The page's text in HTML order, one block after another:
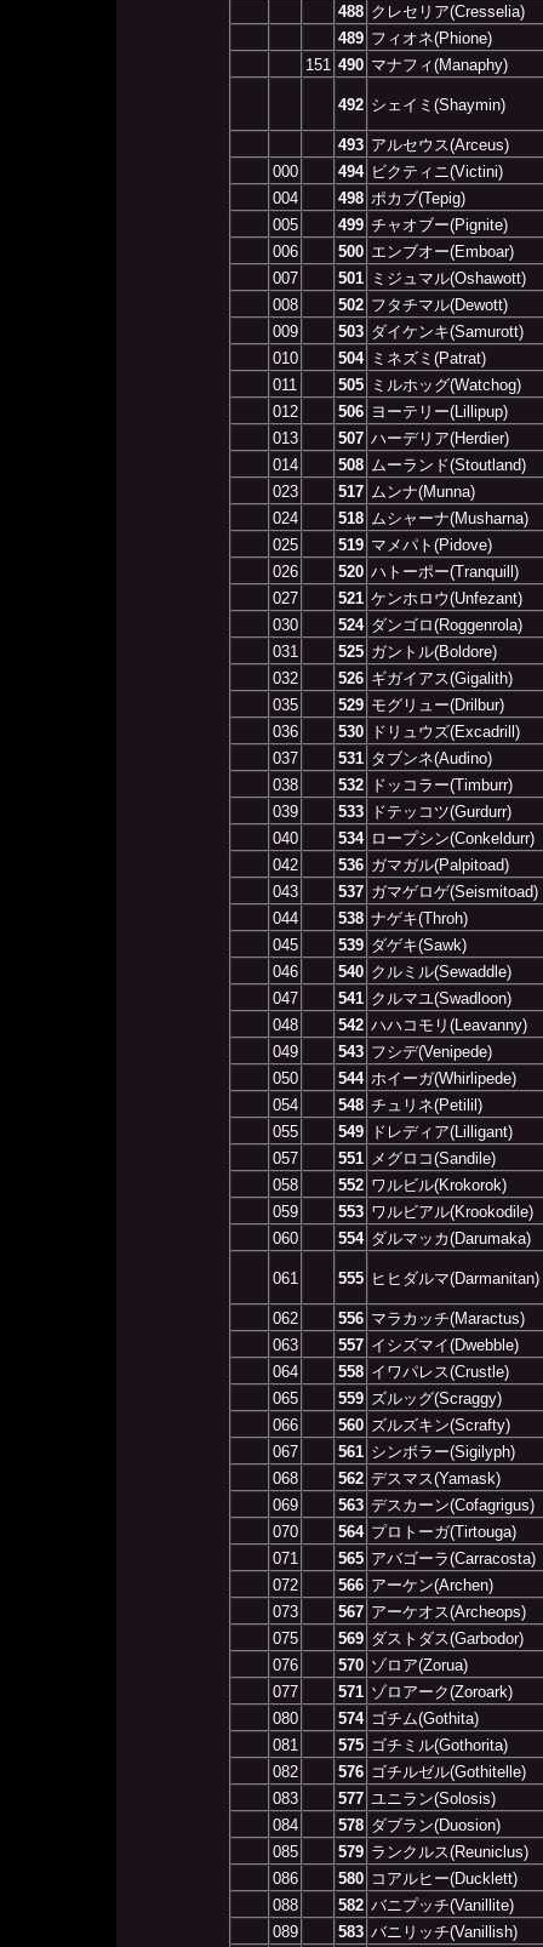
488 クレセリア(Cresselia)
489 フィオネ(Phione)
151 490 マナフィ(Manaphy)
492 シェイミ(Shaymin)
493 アルセウス(Arceus)
000
494 ビクティニ(Victini)
004
498 ポカブ(Tepig)
005
499 チャオブー(Pignite)
006
500 エンブオー(Emboar)
007
501
ミジュマル(Oshawott)
008
502 フタチマル(Dewott)
009
503 ダイケンキ(Samurott)
010
504
ミネズミ(Patrat)
011
505
ミルホッグ(Watchog)
012
506 ヨーテリー(Lillipup)
013
507 ハーデリア(Herdier)
014
508 ムーランド(Stoutland)
023
517 ムンナ(Munna)
024
518 ムシャーナ(Musharna)
025
519 マメパト(Pidove)
026
520 ハトーポー(Tranquill)
027
521 ケンホロウ(Unfezant)
030
524 ダンゴロ(Roggenrola)
031
525 ガントル(Boldore)
032
526 ギガイアス(Gigalith)
035
529 モグリュー(Drilbur)
036
530
ドリュウズ(Excadrill)
037
531 タブンネ(Audino)
038
532
ドッコラー(Timburr)
039
533
ドテッコツ(Gurdurr)
040
534 ロープシン(Conkeldurr)
042
536 ガマガル(Palpitoad)
043
537 ガマゲロゲ(Seismitoad)
044
538 ナゲキ(Throh)
045
539 ダゲキ(Sawk)
046
540 クルミル(Sewaddle)
047
541 クルマユ(Swadloon)
048
542 ハハコモリ(Leavanny)
049
543 フシデ(Venipede)
050
544 ホイーガ(Whirlipede)
054
548 チュリネ(Petilil)
055
549
ドレディア(Lilligant)
057
551
メグロコ(Sandile)
058
552 ワルビル(Krokorok)
059
553 ワルビアル(Krookodile)
060
554 ダルマッカ(Darumaka)
061 555 ヒヒダルマ(Darmanitan)
062 556 マラカッチ(Maractus)
063
557 イシズマイ(Dwebble)
064
558 イワパレス(Crustle)
065
559 ズルッグ(Scraggy)
066
560 ズルズキン(Scrafty)
067
561 シンボラー(Sigilyph)
068
562 デスマス(Yamask)
069
563 デスカーン(Cofagrigus)
070
564 プロトーガ(Tirtouga)
071
565 アバゴーラ(Carracosta)
072
566 アーケン(Archen)
073
567 アーケオス(Archeops)
075
569 ダストダス(Garbodor)
076
570 ゾロア(Zorua)
077
571 ゾロアーク(Zoroark)
080
574 ゴチム(Gothita)
081
575 ゴチミル(Gothorita)
082
576 ゴチルゼル(Gothitelle)
083
577 ユニラン(Solosis)
084
578 ダブラン(Duosion)
085
579 ランクルス(Reuniclus)
086
580 コアルヒー(Ducklett)
088
582 バニプッチ(Vanillite)
089
583 バニリッチ(Vanillish)